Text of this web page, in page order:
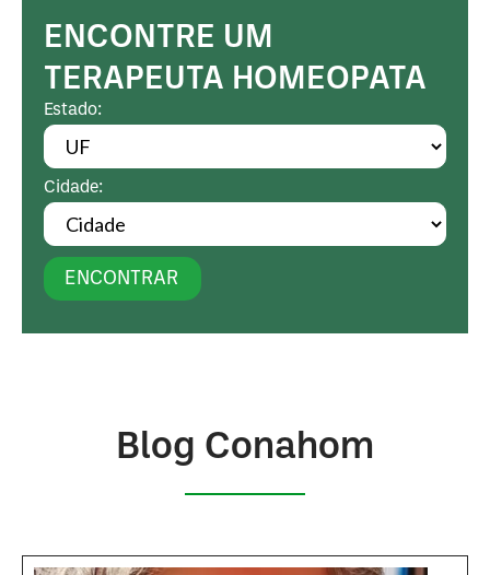
ENCONTRE UM
TERAPEUTA HOMEOPATA
Estado:
Cidade:
ENCONTRAR
Blog Conahom